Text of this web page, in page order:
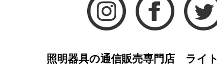
照明器具の通信販売専門店 ライ